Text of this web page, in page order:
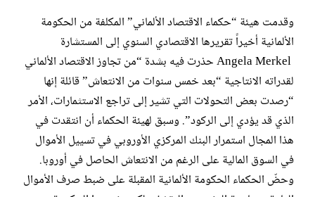
وقدمت هيئة “حكماء الاقتصاد الألماني” المكلفة من الحكومة
الألمانية أخيراً تقريرها الاقتصادي السنوي إلى المستشارة
Angela Merkel حذرت فيه بشدة “من تجاوز الاقتصاد الألماني
لقدراته الانتاجية “بعد خمس سنوات من الانتعاش” قائلة إنها
“رصدت بعض التحولات التي تشير إلى تراجع الاستثمارات، الأمر
الذي قد يؤدي إلى الركود”. وسبق لهيئة الحكماء أن انتقدت في
هذا المجال استمرار البنك المركزي الأوروبي في تسييل الأموال
في السوق المالية على الرغم من الانتعاش الحاصل في أوروبا.
وحضّ الحكماء الحكومة الألمانية المقبلة على ضبط صرف الأموال